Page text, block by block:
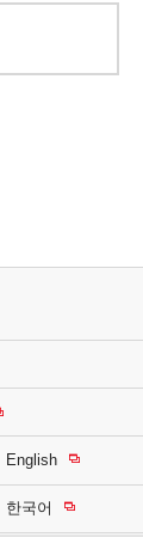
English
한국어